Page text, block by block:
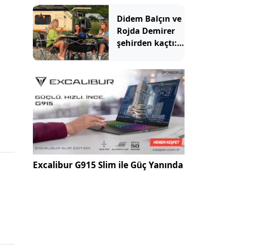
Didem Balçın ve
Rojda Demirer
şehirden kaçtı:
başında
karavanda kız
kıza kamp yaptı
Excalibur G915 Slim ile Güç Yanında